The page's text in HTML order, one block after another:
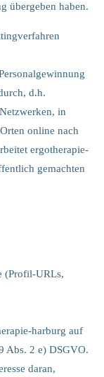
übergeben haben.
d.h.
in
online nach
ergotherapie-
gemachten
(Profil-URLs,
harburg auf
Abs. 2 e) DSGVO.
daran,